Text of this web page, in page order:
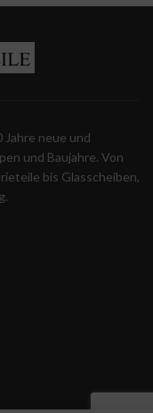
neue und
und Baujahre. Von
bis Glasscheiben,